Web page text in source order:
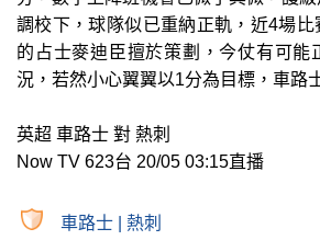
調校下，球隊似已重納正軌，近4場
的占士麥迪臣擅於策劃，今仗有可能
況，若然小心翼翼以1分為目標，車路
英超 車路士 對 熱刺
Now TV 623台 20/05 03:15直播
車路士 熱刺